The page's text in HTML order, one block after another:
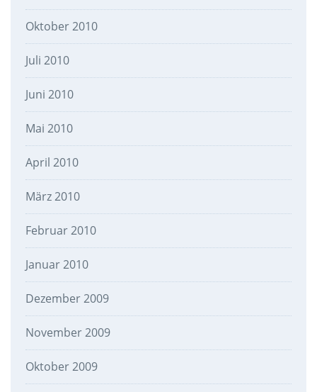
Oktober 2010
Juli 2010
Juni 2010
Mai 2010
April 2010
März 2010
Februar 2010
Januar 2010
Dezember 2009
November 2009
Oktober 2009